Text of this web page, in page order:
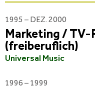
1995 – DEZ. 2000
Marketing /
(freiberuflich)
Universal Music
1996 – 1999